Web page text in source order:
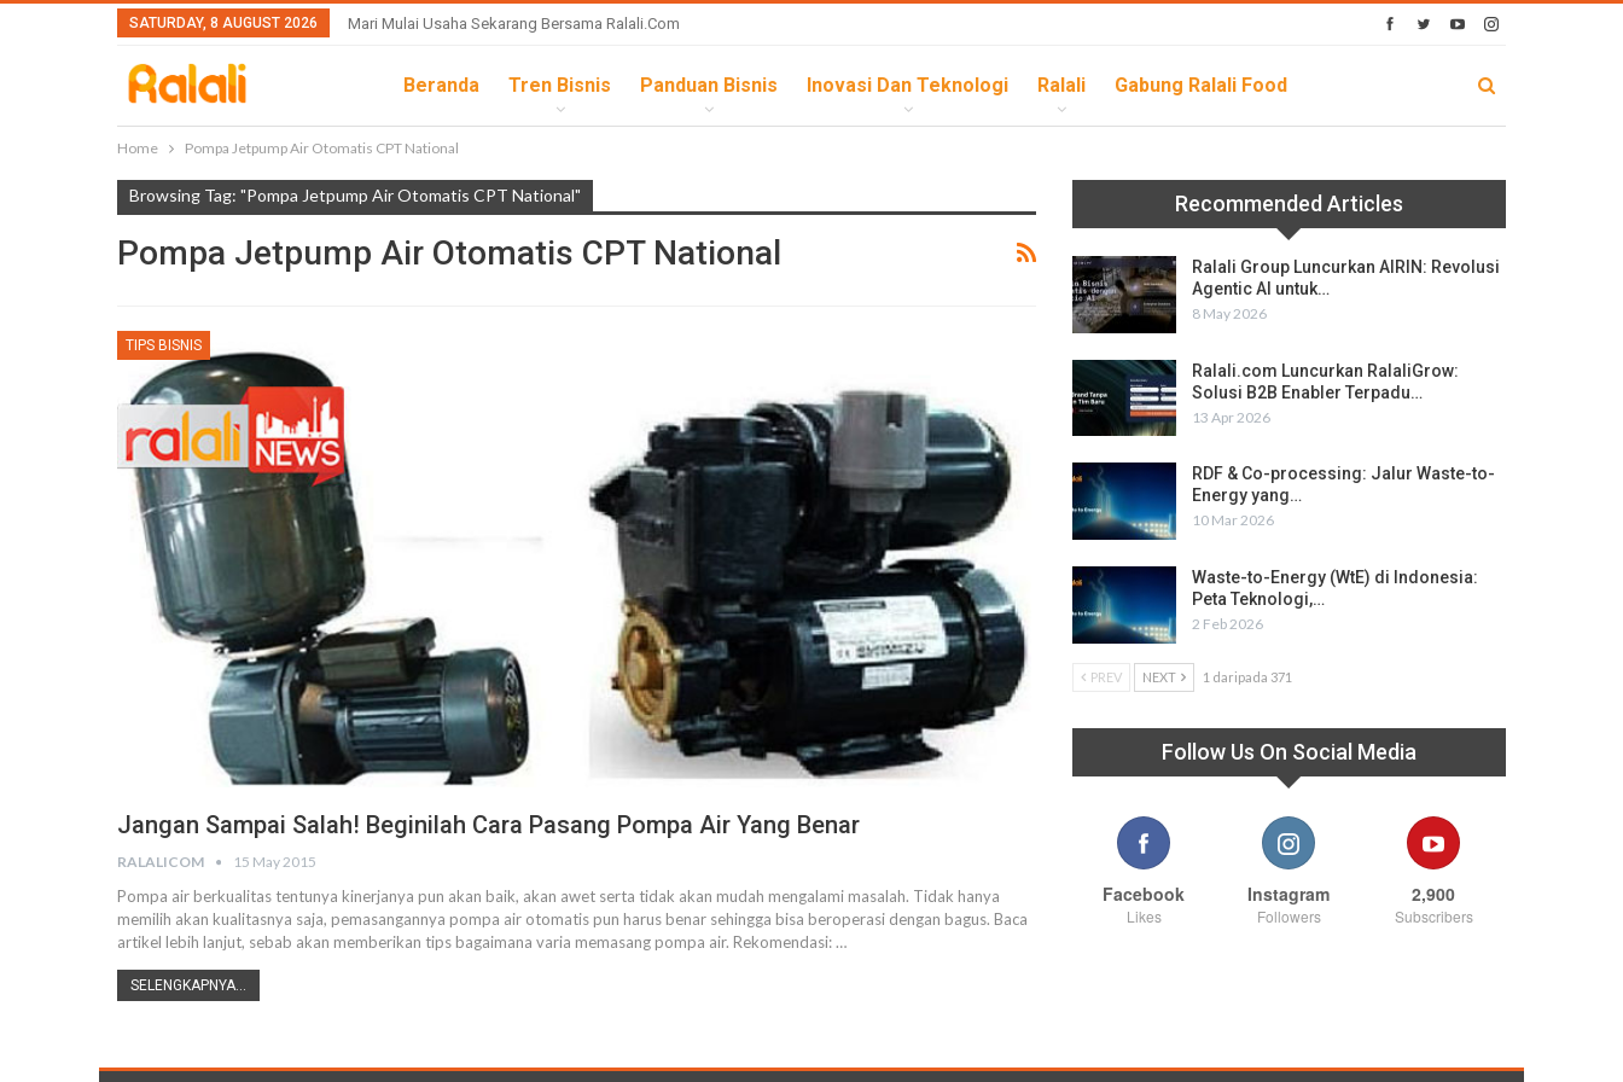
SATURDAY, 8 AUGUST 2026 Mari Mulai Usaha Sekarang Bersama Ralali.com
Beranda Tren Bisnis Panduan Bisnis Inovasi Dan Teknologi Ralali Gabung Ralali Food
Home Pompa Jetpump Air Otomatis CPT National
Browsing Tag: "Pompa Jetpump Air Otomatis CPT National"
Pompa Jetpump Air Otomatis CPT National
TIPS BISNIS
Jangan Sampai Salah! Beginilah Cara Pasang Pompa Air Yang Benar
RALALICOM 15 May 2015
Pompa air berkualitas tentunya kinerjanya pun akan baik, akan awet serta tidak akan mudah mengalami masalah. Tidak hanya
memilih akan kualitasnya saja, pemasangannya pompa air otomatis pun harus benar sehingga bisa beroperasi dengan bagus. Baca
artikel lebih lanjut, sebab akan memberikan tips bagaimana varia memasang pompa air. Rekomendasi: …
SELENGKAPNYA...
Recommended Articles
Ralali Group Luncurkan AIRIN: Revolusi
Agentic AI untuk…
8 May 2026
Ralali.com Luncurkan RalaliGrow:
Solusi B2B Enabler Terpadu…
13 Apr 2026
RDF & Co-processing: Jalur Waste-to-
Energy yang…
10 Mar 2026
Waste-to-Energy (WtE) di Indonesia:
Peta Teknologi,…
2 Feb 2026
PREV NEXT 1 daripada 371
Follow Us On Social Media
Facebook
Likes
Instagram
Followers
2,900
Subscribers